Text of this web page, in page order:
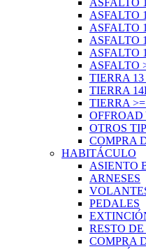
ASFALTO
ASFALTO
ASFALTO
ASFALTO
ASFALTO
ASFALTO
TIERRA
TIERRA
TIERRA >=
OFFROAD
OTROS
COMPRA
HABITÁCULO
ASIENTO
ARNESES
PEDALES
RESTO
COMPRA